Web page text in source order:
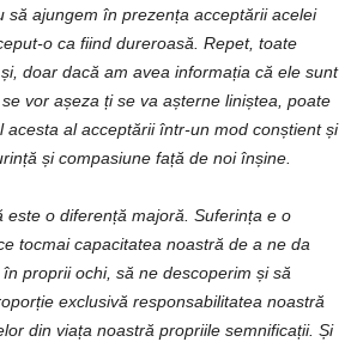
să ajungem în prezența acceptării acelei
o ca fiind dureroasă. Repet, toate
doar dacă am avea informația că ele sunt
vor așeza ți se va așterne liniștea, poate
acesta al acceptării într-un mod conștient și
și compasiune față de noi înșine.
este o diferență majoră. Suferința e o
tocmai capacitatea noastră de a ne da
proprii ochi, să ne descoperim și să
exclusivă responsabilitatea noastră
din viața noastră propriile semnificații. Și